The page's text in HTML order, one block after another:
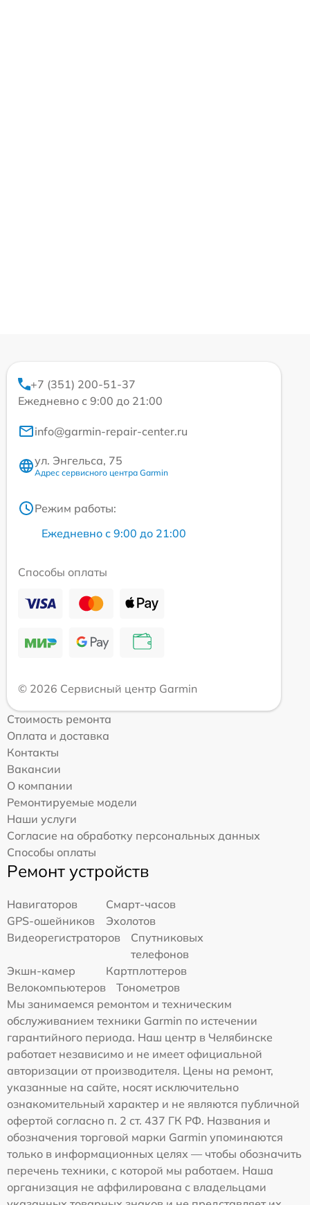
+7 (351) 200-51-37
Ежедневно с 9:00 до 21:00
info@garmin-repair-center.ru
ул. Энгельса, 75
Адрес сервисного центра Garmin
Режим работы:
Ежедневно с 9:00 до 21:00
Способы оплаты
© 2026 Сервисный центр Garmin
Стоимость ремонта
Оплата и доставка
Контакты
Вакансии
О компании
Ремонтируемые модели
Наши услуги
Согласие на обработку персональных данных
Способы оплаты
Ремонт устройств
Навигаторов
Смарт-часов
GPS-ошейников
Эхолотов
Видеорегистраторов
Спутниковых
телефонов
Экшн-камер
Картплоттеров
Велокомпьютеров
Тонометров
Мы занимаемся ремонтом и техническим
обслуживанием техники Garmin по истечении
гарантийного периода. Наш центр в Челябинске
работает независимо и не имеет официальной
авторизации от производителя. Цены на ремонт,
указанные на сайте, носят исключительно
ознакомительный характер и не являются публичной
офертой согласно п. 2 ст. 437 ГК РФ. Названия и
обозначения торговой марки Garmin упоминаются
только в информационных целях — чтобы обозначить
перечень техники, с которой мы работаем. Наша
организация не аффилирована с владельцами